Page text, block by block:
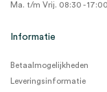
Ma. t/m Vrij. 08:30 - 17:00
Informatie
Betaalmogelijkheden
Leveringsinformatie